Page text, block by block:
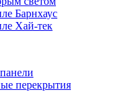
Барнхаус
Хай-тек
перекрытия